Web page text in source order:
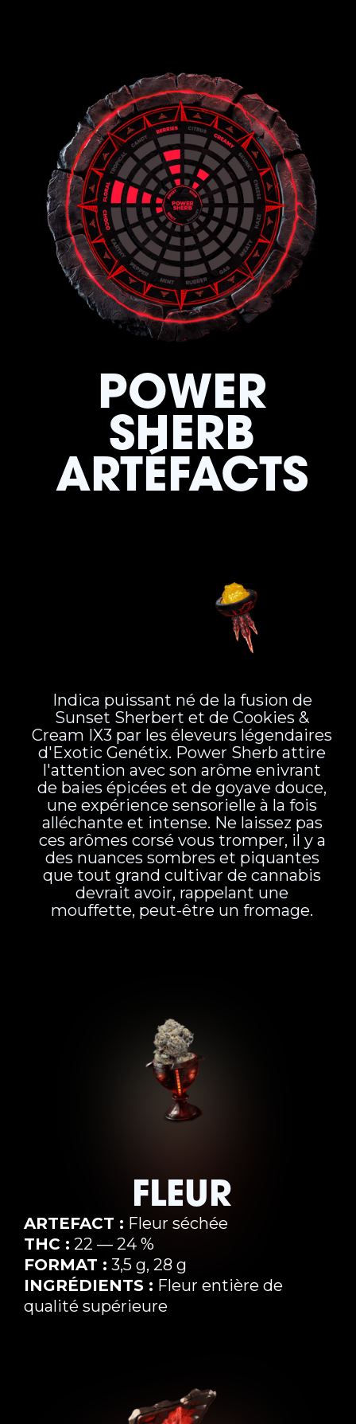
POWER
SHERB
‍ARTÉFACTS
Indica puissant né de la fusion de
Sunset Sherbert et de Cookies &
Cream IX3 par les éleveurs légendaires
d'Exotic Genétix. Power Sherb attire
l'attention avec son arôme enivrant
de baies épicées et de goyave douce,
une expérience sensorielle à la fois
alléchante et intense. Ne laissez pas
ces arômes corsé vous tromper, il y a
des nuances sombres et piquantes
que tout grand cultivar de cannabis
devrait avoir, rappelant une
mouffette, peut-être un fromage.
FLEUR
ARTEFACT : Fleur séchée
THC : 22 — 24 %
FORMAT : 3,5 g, 28 g
INGRÉDIENTS : Fleur entière de
qualité supérieure